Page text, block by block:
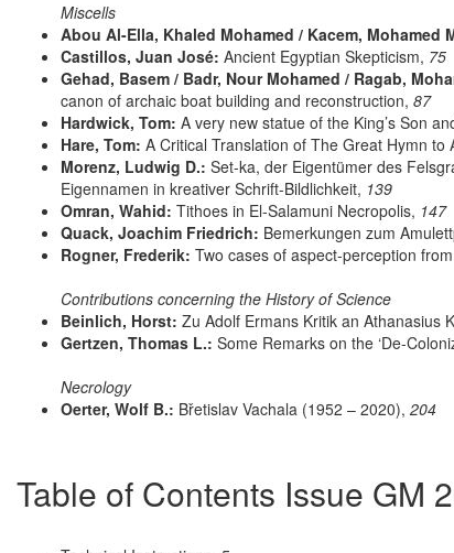
Miscells
Abou Al-Ella, Khaled Mohamed / Kacem, Mohamed
Castillos, Juan José: Ancient Egyptian Skepticism, 75
Gehad, Basem / Badr, Nour Mohamed / Ragab,
canon of archaic boat building and reconstruction, 87
Hardwick, Tom: A very new statue of the King’s Son
Hare, Tom: A Critical Translation of The Great Hymn to
Morenz, Ludwig D.: Set-ka, der Eigentümer des
Eigennamen in kreativer Schrift-Bildlichkeit, 139
Omran, Wahid: Tithoes in El-Salamuni Necropolis, 147
Quack, Joachim Friedrich: Bemerkungen zum
Rogner, Frederik: Two cases of aspect-perception
Contributions concerning the History of Science
Beinlich, Horst: Zu Adolf Ermans Kritik an Athanasius
Gertzen, Thomas L.: Some Remarks on the ‘De-
Necrology
Oerter, Wolf B.: Břetislav Vachala (1952 – 2020), 204
Table of Contents Issue GM